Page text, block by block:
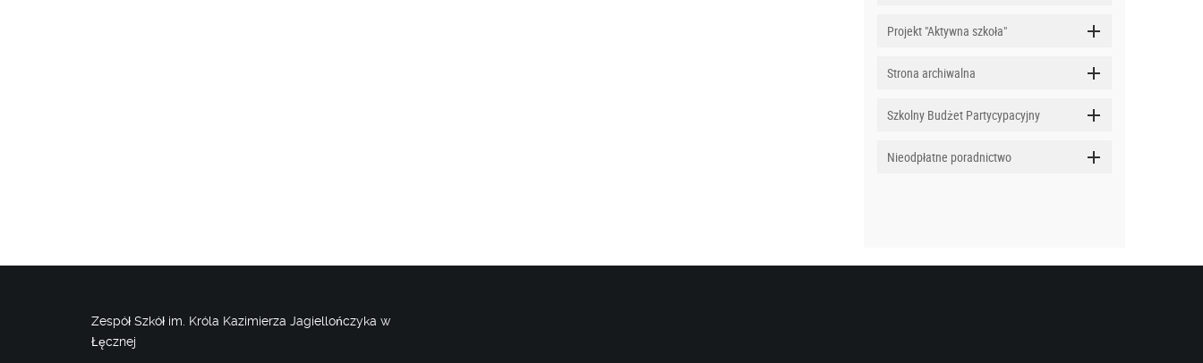
Projekt "Aktywna szkoła"
Strona archiwalna
Szkolny Budżet Partycypacyjny
Nieodpłatne poradnictwo
Zespół Szkół im. Króla Kazimierza Jagiellończyka w
Łęcznej